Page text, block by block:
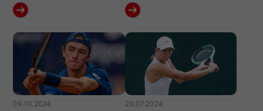
09.10.2024 29.07.2024